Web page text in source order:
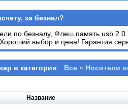
за безнал?
по безналу, Флеш память usb 2.0
выбор и цена! Гарантия
в категории
Все » Носители
Название